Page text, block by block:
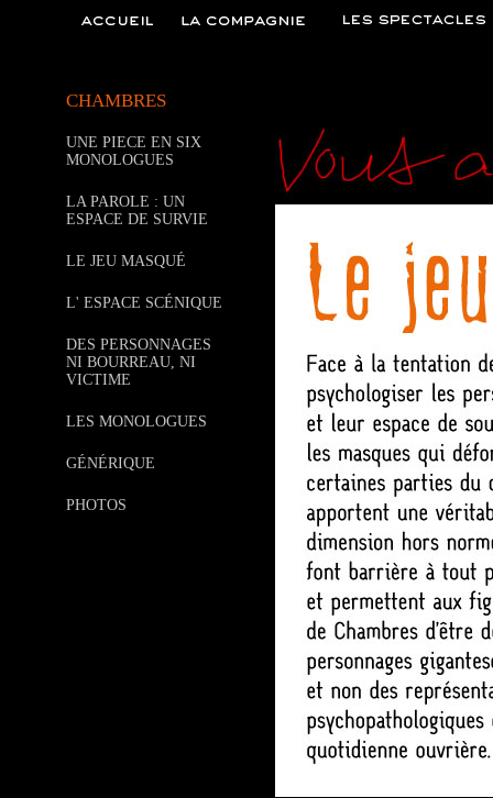
CHAMBRES
UNE PIECE EN SIX
MONOLOGUES
LA PAROLE : UN
ESPACE DE SURVIE
LE JEU MASQUÉ
L' ESPACE SCÉNIQUE
DES PERSONNAGES
NI BOURREAU, NI
VICTIME
LES MONOLOGUES
GÉNÉRIQUE
PHOTOS